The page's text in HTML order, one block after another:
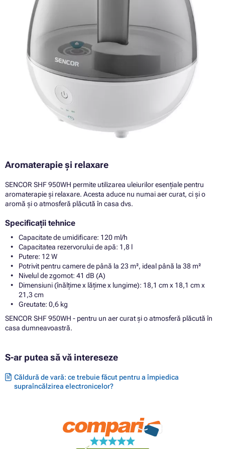
Aromaterapie și relaxare
SENCOR SHF 950WH permite utilizarea uleiurilor esențiale pentru
aromaterapie și relaxare. Acesta aduce nu numai aer curat, ci și o
aromă și o atmosferă plăcută în casa dvs.
Specificații tehnice
Capacitate de umidificare: 120 ml/h
Capacitatea rezervorului de apă: 1,8 l
Putere: 12 W
Potrivit pentru camere de până la 23 m², ideal până la 38 m²
Nivelul de zgomot: 41 dB (A)
Dimensiuni (înălțime x lățime x lungime): 18,1 cm x 18,1 cm x
21,3 cm
Greutate: 0,6 kg
SENCOR SHF 950WH - pentru un aer curat și o atmosferă plăcută în
casa dumneavoastră.
S-ar putea să vă intereseze
Căldură de vară: ce trebuie făcut pentru a împiedica
supraîncălzirea electronicelor?